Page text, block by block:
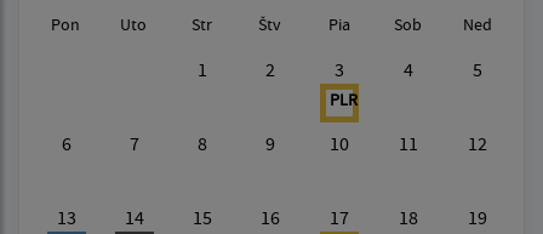
Pon Uto Str Štv Pia Sob Ned
1 2 3
PLR
4 5
6 7 8 9 10 11 12
13 14 15 16 17 18 19